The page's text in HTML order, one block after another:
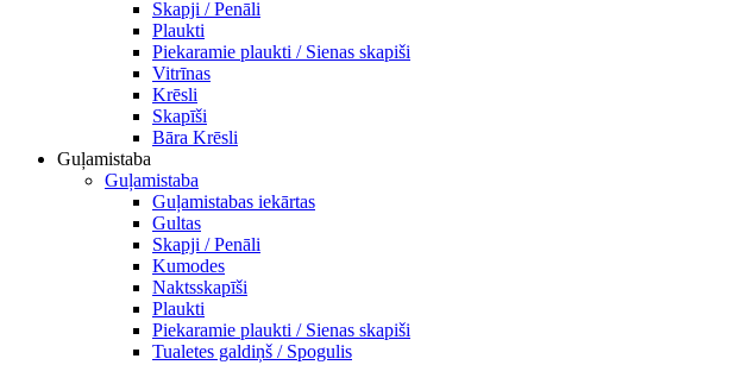
Skapji / Penāli
Plaukti
Piekaramie plaukti / Sienas skapiši
Vitrīnas
Krēsli
Skapīši
Bāra Krēsli
Guļamistaba
Guļamistaba
Guļamistabas iekārtas
Gultas
Skapji / Penāli
Kumodes
Naktsskapīši
Plaukti
Piekaramie plaukti / Sienas skapiši
Tualetes galdiņš / Spogulis